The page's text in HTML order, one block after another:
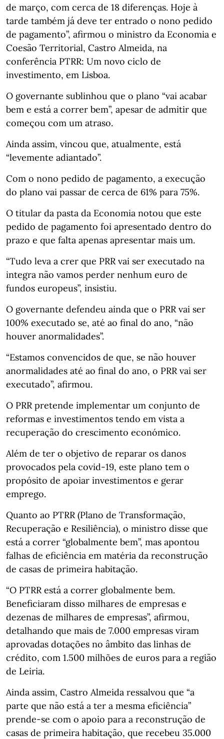
de março, com cerca de 18 diferenças. Hoje à
tarde também já deve ter entrado o nono pedido
de pagamento”, afirmou o ministro da Economia e
Coesão Territorial, Castro Almeida, na
conferência PTRR: Um novo ciclo de
investimento, em Lisboa.
O governante sublinhou que o plano “vai acabar
bem e está a correr bem”, apesar de admitir que
começou com um atraso.
Ainda assim, vincou que, atualmente, está
“levemente adiantado”.
Com o nono pedido de pagamento, a execução
do plano vai passar de cerca de 61% para 75%.
O titular da pasta da Economia notou que este
pedido de pagamento foi apresentado dentro do
prazo e que falta apenas apresentar mais um.
“Tudo leva a crer que PRR vai ser executado na
integra não vamos perder nenhum euro de
fundos europeus”, insistiu.
O governante defendeu ainda que o PRR vai ser
100% executado se, até ao final do ano, “não
houver anormalidades”.
“Estamos convencidos de que, se não houver
anormalidades até ao final do ano, o PRR vai ser
executado”, afirmou.
O PRR pretende implementar um conjunto de
reformas e investimentos tendo em vista a
recuperação do crescimento económico.
Além de ter o objetivo de reparar os danos
provocados pela covid-19, este plano tem o
propósito de apoiar investimentos e gerar
emprego.
Quanto ao PTRR (Plano de Transformação,
Recuperação e Resiliência), o ministro disse que
está a correr “globalmente bem”, mas apontou
falhas de eficiência em matéria da reconstrução
de casas de primeira habitação.
“O PTRR está a correr globalmente bem.
Beneficiaram disso milhares de empresas e
dezenas de milhares de empresas”, afirmou,
detalhando que mais de 7.000 empresas viram
aprovadas dotações no âmbito das linhas de
crédito, com 1.500 milhões de euros para a região
de Leiria.
Ainda assim, Castro Almeida ressalvou que “a
parte que não está a ter a mesma eficiência”
prende-se com o apoio para a reconstrução de
casas de primeira habitação, que recebeu 35.000